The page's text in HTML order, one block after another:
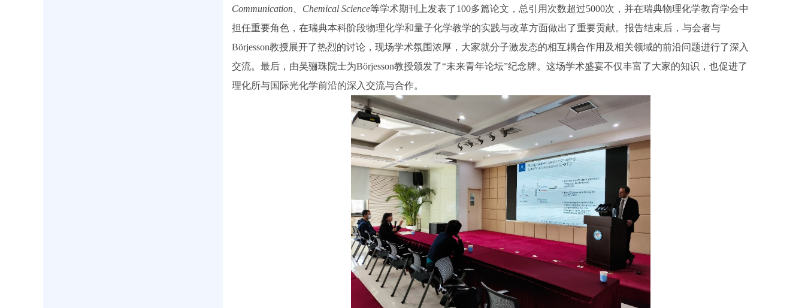
Communication
Chemical Science等学术期刊上发表了100多篇论文，总引用次数超过5000次，并在瑞典物理化学教育学会中
担任重要角色，在瑞典本科阶段物理化学和量子化学教学的实践与改革方面做出了重要贡献。报告结束后，与会者与
Börjesson教授展开了热烈的讨论，现场学术氛围浓厚，大家就分子激发态的相互耦合作用及相关领域的前沿问题进行了深入
交流。最后，由吴骊珠院士为Börjesson教授颁发了“未来青年论坛”纪念牌。这场学术盛宴不仅丰富了大家的知识，也促进了
理化所与国际光化学前沿的深入交流与合作。